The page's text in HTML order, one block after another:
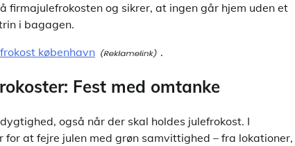
og sikrer, at ingen går hjem uden et
i bagagen.
københavn .
Fest med omtanke
også når der skal holdes julefrokost. I
at fejre julen med grøn samvittighed – fra lokationer,